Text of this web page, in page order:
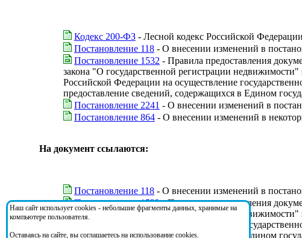
Кодекс 200-ФЗ - Лесной кодекс Российской Федерации
Постановление 118 - О внесении изменений в
Постановление 1532 - Правила предоставления
закона "О государственной регистрации
Российской Федерации на осуществление
предоставление сведений, содержащихся в Едином
Постановление 2241 - О внесении изменений в
Постановление 864 - О внесении изменений в
На документ ссылаются:
Постановление 118 - О внесении изменений в
Постановление 1532- Правила предоставления
закона "О государственной регистрации
Российской Федерации на осуществление
предоставление сведений, содержащихся в Едином
Наш сайт использует cookies - небольшие фрагменты данных, хранимые на
компьютере пользователя.
Оставаясь на сайте, вы соглашаетесь на использование cookies.